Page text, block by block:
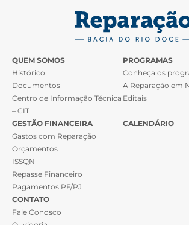
QUEM SOMOS
Histórico
Documentos
Centro de Informação Técnica
– CIT
PROGRAMAS
Conheça os
A Reparação em
Editais
GESTÃO FINANCEIRA
Gastos com Reparação
Orçamentos
ISSQN
Repasse Financeiro
Pagamentos PF/PJ
CALENDÁRIO
CONTATO
Fale Conosco